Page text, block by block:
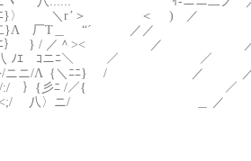
ﾆ}〉 ＼r’＞ ＜ ) ／ ／} 電
二二}Λ 厂Τ＿ “´ ／
￣＼ﾆ｝ } / ／＾>< ／
｝八 ﾉｴ ｺニﾆ＼ ／ ／
r～く彡/ニニ/Λ｛＼ﾆﾆ} / ／
彡ﾆ/ニニ/:/ ｝{彡ﾆ /／{ ／
ニ/ニニ<;/ 八〉ニ/ ＿ ／